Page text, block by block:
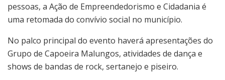
pessoas, a Ação de Empreendedorismo e Cidadania é
uma retomada do convívio social no município.
No palco principal do evento haverá apresentações do
Grupo de Capoeira Malungos, atividades de dança e
shows de bandas de rock, sertanejo e piseiro.